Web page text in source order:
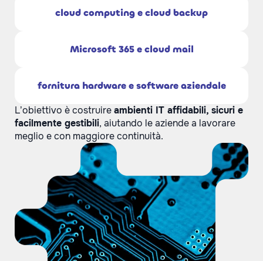
cloud computing e cloud backup
Microsoft 365 e cloud mail
fornitura hardware e software aziendale
L’obiettivo è costruireambienti IT affidabili, sicuri e
facilmente gestibili, aiutando le aziende a lavorare
meglio e con maggiore continuità.